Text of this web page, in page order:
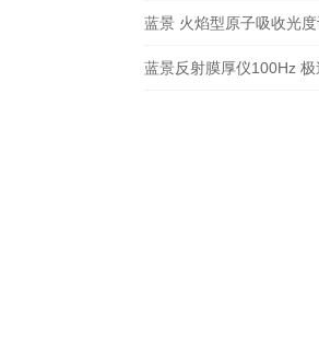
质
蓝景 火焰型原子吸收光
析，助力科研生产加速前
蓝景反射膜厚仪100Hz